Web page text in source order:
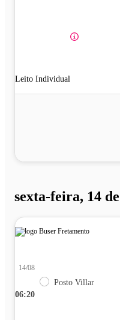
Leito Individual
sexta-feira, 14
06:20
14/08
Posto Villar